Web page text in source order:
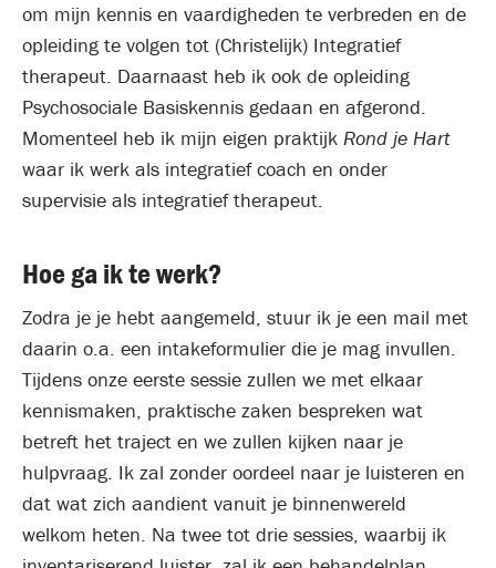
om mijn kennis en vaardigheden te verbreden en de
opleiding te volgen tot (Christelijk) Integratief
therapeut. Daarnaast heb ik ook de opleiding
Psychosociale Basiskennis gedaan en afgerond.
Momenteel heb ik mijn eigen praktijk Rond je Hart
waar ik werk als integratief coach en onder
supervisie als integratief therapeut.
Hoe ga ik te werk?
Zodra je je hebt aangemeld, stuur ik je een mail met
daarin o.a. een intakeformulier die je mag invullen.
Tijdens onze eerste sessie zullen we met elkaar
kennismaken, praktische zaken bespreken wat
betreft het traject en we zullen kijken naar je
hulpvraag. Ik zal zonder oordeel naar je luisteren en
dat wat zich aandient vanuit je binnenwereld
welkom heten. Na twee tot drie sessies, waarbij ik